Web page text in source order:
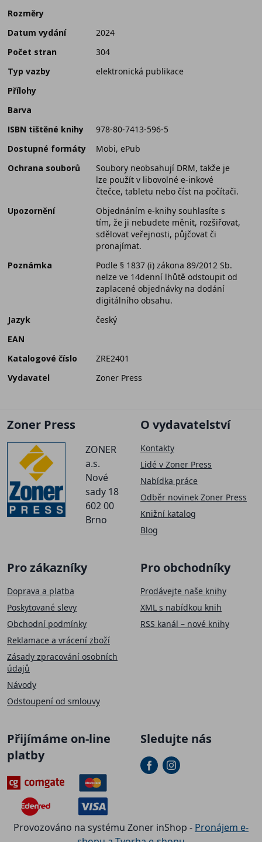
Rozměry
Datum vydání
2024
Počet stran
304
Typ vazby
elektronická publikace
Přílohy
Barva
ISBN tištěné knihy
978-80-7413-596-5
Dostupné formáty
Mobi, ePub
Ochrana souborů
Soubory neobsahují DRM, takže je
lze použít v libovolné e-inkové
čtečce, tabletu nebo číst na počítači.
Upozornění
Objednáním e-knihy souhlasíte s
tím, že ji nebudete měnit, rozšiřovat,
sdělovat veřejnosti, půjčovat či
pronajímat.
Poznámka
Podle § 1837 (i) zákona 89/2012 Sb.
nelze ve 14denní lhůtě odstoupit od
zaplacené objednávky na dodání
digitálního obsahu.
Jazyk
český
EAN
Katalogové číslo
ZRE2401
Vydavatel
Zoner Press
Zoner Press
ZONER
a.s.
Nové
sady 18
602 00
Brno
O vydavatelství
Kontakty
Lidé v Zoner Press
Nabídka práce
Odběr novinek Zoner Press
Knižní katalog
Blog
Pro zákazníky
Doprava a platba
Poskytované slevy
Obchodní podmínky
Reklamace a vrácení zboží
Zásady zpracování osobních
údajů
Návody
Odstoupení od smlouvy
Pro obchodníky
Prodávejte naše knihy
XML s nabídkou knih
RSS kanál – nové knihy
Přijímáme on-line
platby
Sledujte nás
Provozováno na systému Zoner inShop - Pronájem e-